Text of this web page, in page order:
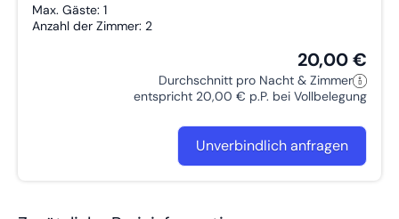
Max. Gäste: 1
Anzahl der Zimmer: 2
20,00 €
Durchschnitt pro Nacht & Zimmer
entspricht 20,00 € p.P. bei Vollbelegung
Unverbindlich anfragen